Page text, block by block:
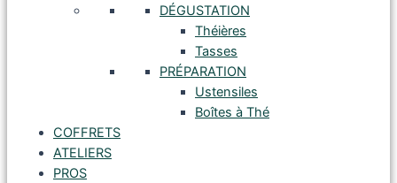
DÉGUSTATION
Théières
Tasses
PRÉPARATION
Ustensiles
Boîtes à Thé
COFFRETS
ATELIERS
PROS